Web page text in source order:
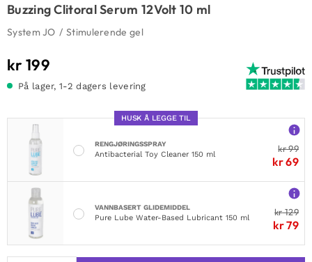
Buzzing Clitoral Serum 12Volt 10 ml
System JO / Stimulerende gel
kr199
På lager, 1-2 dagers levering
HUSK Å LEGGE TIL
RENGJØRINGSSPRAY
Antibacterial Toy Cleaner 150 ml
kr99
kr69
VANNBASERT GLIDEMIDDEL
Pure Lube Water-Based Lubricant 150 ml
kr129
kr79